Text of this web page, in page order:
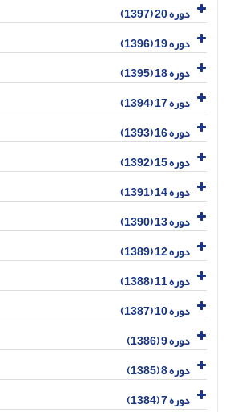
دوره 20 (1397)
دوره 19 (1396)
دوره 18 (1395)
دوره 17 (1394)
دوره 16 (1393)
دوره 15 (1392)
دوره 14 (1391)
دوره 13 (1390)
دوره 12 (1389)
دوره 11 (1388)
دوره 10 (1387)
دوره 9 (1386)
دوره 8 (1385)
دوره 7 (1384)